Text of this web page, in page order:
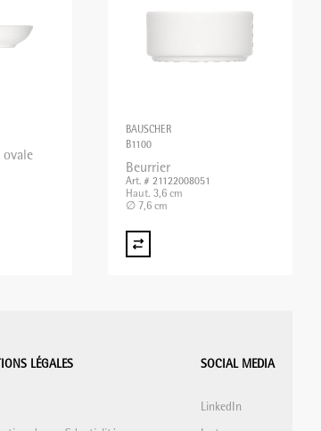
ovale
BAUSCHER
B1100
Beurrier
Art. # 21122008051
Haut. 3,6 cm
∅ 7,6 cm
LÉGALES SOCIAL MEDIA
LinkedIn